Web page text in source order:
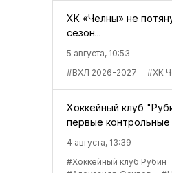
ХК «Челны» не
сезон...
5 августа, 10:53
#ВХЛ 2026-2027
#ХК
Хоккейный клуб
первые контрольные
4 августа, 13:39
#Хоккейный клуб Рубин